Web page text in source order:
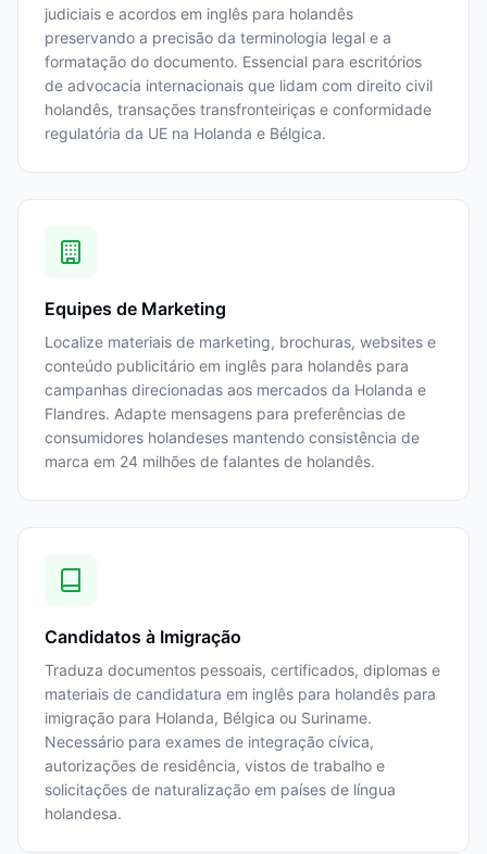
judiciais e acordos em inglês para holandês
preservando a precisão da terminologia legal e a
formatação do documento. Essencial para escritórios
de advocacia internacionais que lidam com direito civil
holandês, transações transfronteiriças e conformidade
regulatória da UE na Holanda e Bélgica.
Equipes de Marketing
Localize materiais de marketing, brochuras, websites e
conteúdo publicitário em inglês para holandês para
campanhas direcionadas aos mercados da Holanda e
Flandres. Adapte mensagens para preferências de
consumidores holandeses mantendo consistência de
marca em 24 milhões de falantes de holandês.
Candidatos à Imigração
Traduza documentos pessoais, certificados, diplomas e
materiais de candidatura em inglês para holandês para
imigração para Holanda, Bélgica ou Suriname.
Necessário para exames de integração cívica,
autorizações de residência, vistos de trabalho e
solicitações de naturalização em países de língua
holandesa.